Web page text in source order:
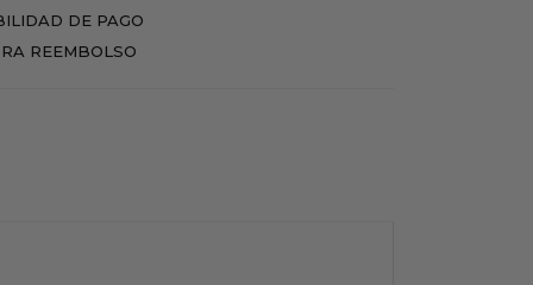
DE PAGO
REEMBOLSO